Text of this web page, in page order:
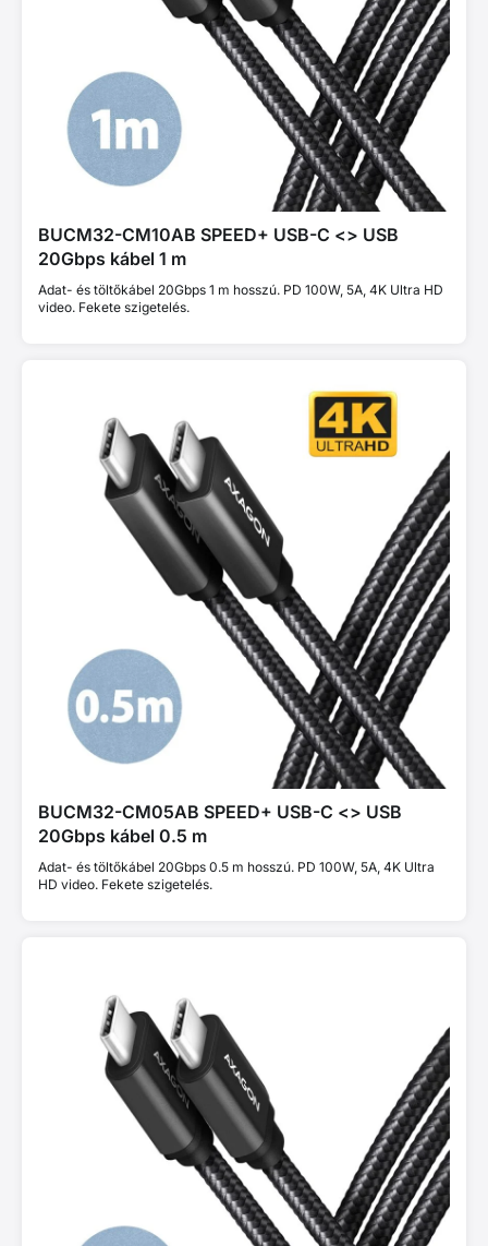
BUCM32-CM10AB SPEED+ USB-C <> USB
20Gbps kábel 1 m
Adat- és töltőkábel 20Gbps 1 m hosszú. PD 100W, 5A, 4K Ultra HD
video. Fekete szigetelés.
BUCM32-CM05AB SPEED+ USB-C <> USB
20Gbps kábel 0.5 m
Adat- és töltőkábel 20Gbps 0.5 m hosszú. PD 100W, 5A, 4K Ultra
HD video. Fekete szigetelés.